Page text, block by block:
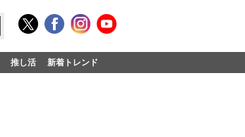
推し活 新着トレンド